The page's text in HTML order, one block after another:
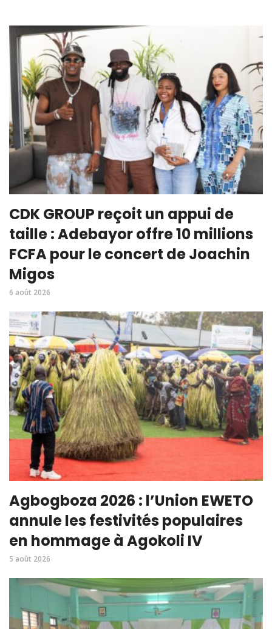
CDK GROUP reçoit un appui de
taille : Adebayor offre 10 millions
FCFA pour le concert de Joachin
Migos
6 août 2026
Agbogboza 2026 : l’Union EWETO
annule les festivités populaires
en hommage à Agokoli IV
5 août 2026